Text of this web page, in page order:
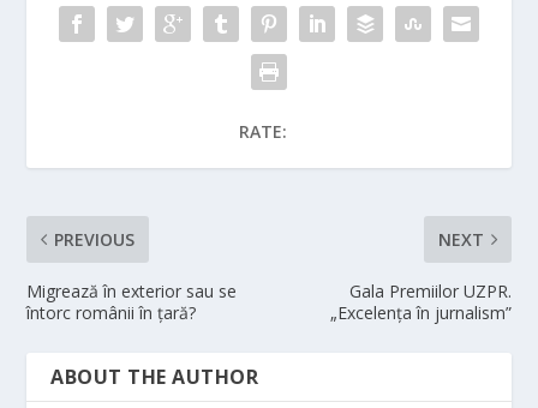
RATE:
PREVIOUS
Migrează în exterior sau se
întorc românii în țară?
NEXT
Gala Premiilor UZPR.
„Excelența în jurnalism”
ABOUT THE AUTHOR